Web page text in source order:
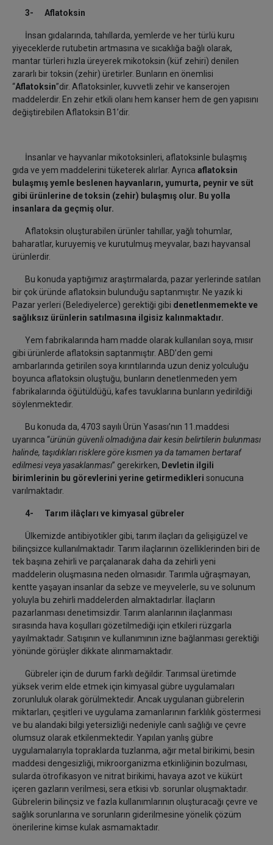
3- Aflatoksin
İnsan gıdalarında, tahıllarda, yemlerde ve her türlü kuru
yiyeceklerde rutubetin artmasına ve sıcaklığa bağlı olarak,
mantar türleri hızla üreyerek mikotoksin (küf zehiri) denilen
zararlı bir toksin (zehir) üretirler. Bunların en önemlisi
“Aflatoksin”dir. Aflatoksinler, kuvvetli zehir ve kanserojen
maddelerdir. En zehir etkili olanı hem kanser hem de gen yapısını
değiştirebilen Aflatoksin B1’dir.
İnsanlar ve hayvanlar mikotoksinleri, aflatoksinle bulaşmış
gıda ve yem maddelerini tüketerek alırlar. Ayrıca aflatoksin
bulaşmış yemle beslenen hayvanların, yumurta, peynir ve süt
gibi ürünlerine de toksin (zehir) bulaşmış olur. Bu yolla
insanlara da geçmiş olur.
Aflatoksin oluşturabilen ürünler tahıllar, yağlı tohumlar,
baharatlar, kuruyemiş ve kurutulmuş meyvalar, bazı hayvansal
ürünlerdir.
Bu konuda yaptığımız araştırmalarda, pazar yerlerinde satılan
bir çok üründe aflatoksin bulunduğu saptanmıştır. Ne yazık ki
Pazar yerleri (Belediyelerce) gerektiği gibi denetlenmemekte ve
sağlıksız ürünlerin satılmasına ilgisiz kalınmaktadır.
Yem fabrikalarında ham madde olarak kullanılan soya, mısır
gibi ürünlerde aflatoksin saptanmıştır. ABD’den gemi
ambarlarında getirilen soya kırıntılarında uzun deniz yolculuğu
boyunca aflatoksin oluştuğu, bunların denetlenmeden yem
fabrikalarında öğütüldüğü, kafes tavuklarına bunların yedirildiği
söylenmektedir.
Bu konuda da, 4703 sayılı Ürün Yasası’nın 11.maddesi
uyarınca “ürünün güvenli olmadığına dair kesin belirtilerin bulunması
halinde, taşıdıkları risklere göre kısmen ya da tamamen bertaraf
edilmesi veya yasaklanması” gerekirken, Devletin ilgili
birimlerinin bu görevlerini yerine getirmedikleri sonucuna
varılmaktadır.
4- Tarım ilâçları ve kimyasal gübreler
Ülkemizde antibiyotikler gibi, tarım ilaçları da gelişigüzel ve
bilinçsizce kullanılmaktadır. Tarım ilaçlarının özelliklerinden biri de
tek başına zehirli ve parçalanarak daha da zehirli yeni
maddelerin oluşmasına neden olmasıdır. Tarımla uğraşmayan,
kentte yaşayan insanlar da sebze ve meyvelerle, su ve solunum
yoluyla bu zehirli maddelerden almaktadırlar. İlaçların
pazarlanması denetimsizdir. Tarım alanlarının ilaçlanması
sırasında hava koşulları gözetilmediği için etkileri rüzgarla
yayılmaktadır. Satışının ve kullanımının izne bağlanması gerektiği
yönünde görüşler dikkate alınmamaktadır.
Gübreler için de durum farklı değildir. Tarımsal üretimde
yüksek verim elde etmek için kimyasal gübre uygulamaları
zorunluluk olarak görülmektedir. Ancak uygulanan gübrelerin
miktarları, çeşitleri ve uygulama zamanlarının farklılık göstermesi
ve bu alandaki bilgi yetersizliği nedeniyle canlı sağlığı ve çevre
olumsuz olarak etkilenmektedir. Yapılan yanlış gübre
uygulamalarıyla topraklarda tuzlanma, ağır metal birikimi, besin
maddesi dengesizliği, mikroorganizma etkinliğinin bozulması,
sularda ötrofikasyon ve nitrat birikimi, havaya azot ve kükürt
içeren gazların verilmesi, sera etkisi vb. sorunlar oluşmaktadır.
Gübrelerin bilinçsiz ve fazla kullanımlarının oluşturacağı çevre ve
sağlık sorunlarına ve sorunların giderilmesine yönelik çözüm
önerilerine kimse kulak asmamaktadır.